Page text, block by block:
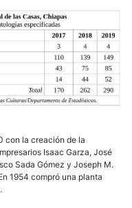
con la creación de la
Isaac Garza, José
Sada Gómez y Joseph M.
1954 compró una planta